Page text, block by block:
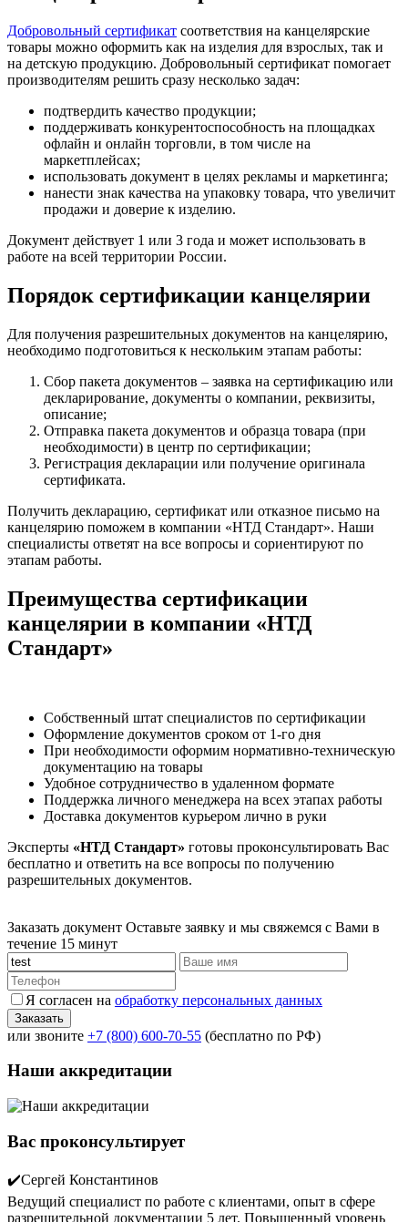
Добровольный сертификат соответствия на канцелярские
товары можно оформить как на изделия для взрослых, так и
на детскую продукцию. Добровольный сертификат помогает
производителям решить сразу несколько задач:
подтвердить качество продукции;
поддерживать конкурентоспособность на площадках
офлайн и онлайн торговли, в том числе на
маркетплейсах;
использовать документ в целях рекламы и маркетинга;
нанести знак качества на упаковку товара, что увеличит
продажи и доверие к изделию.
Документ действует 1 или 3 года и может использовать в
работе на всей территории России.
Порядок сертификации канцелярии
Для получения разрешительных документов на канцелярию,
необходимо подготовиться к нескольким этапам работы:
Сбор пакета документов – заявка на сертификацию или
декларирование, документы о компании, реквизиты,
описание;
Отправка пакета документов и образца товара (при
необходимости) в центр по сертификации;
Регистрация декларации или получение оригинала
сертификата.
Получить декларацию, сертификат или отказное письмо на
канцелярию поможем в компании «НТД Стандарт». Наши
специалисты ответят на все вопросы и сориентируют по
этапам работы.
Преимущества сертификации
канцелярии в компании «НТД
Стандарт»
Собственный штат специалистов по сертификации
Оформление документов сроком от 1-го дня
При необходимости оформим нормативно-техническую
документацию на товары
Удобное сотрудничество в удаленном формате
Поддержка личного менеджера на всех этапах работы
Доставка документов курьером лично в руки
Эксперты «НТД Стандарт» готовы проконсультировать Вас
бесплатно и ответить на все вопросы по получению
разрешительных документов.
Заказать документ Оставьте заявку и мы свяжемся с Вами в
течение 15 минут
Я согласен на обработку персональных данных
или звоните +7 (800) 600-70-55 (бесплатно по РФ)
Наши аккредитации
Вас проконсультирует
✔️Сергей Константинов
Ведущий специалист по работе с клиентами, опыт в сфере
разрешительной документации 5 лет. Повышенный уровень